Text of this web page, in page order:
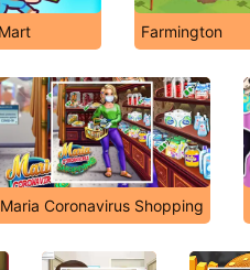
Farmington
Maria Coronavirus Shopping